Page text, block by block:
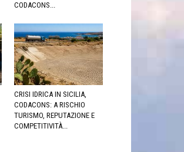
CODACONS...
CRISI IDRICA IN SICILIA,
CODACONS: A RISCHIO
TURISMO, REPUTAZIONE E
COMPETITIVITÀ...